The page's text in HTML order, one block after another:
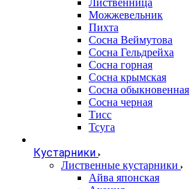
Лиственница
Можжевельник
Пихта
Сосна Веймутова
Сосна Гельдрейха
Сосна горная
Сосна крымская
Сосна обыкновенная
Сосна черная
Тисс
Тсуга
Кустарники
Лиственные кустарники
Айва японская